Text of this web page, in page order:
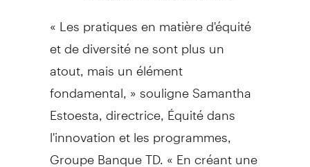
« Les pratiques en matière d'équité
et de diversité ne sont plus un
atout, mais un élément
fondamental, » souligne Samantha
Estoesta, directrice, Équité dans
l'innovation et les programmes,
Groupe Banque TD. « En créant une